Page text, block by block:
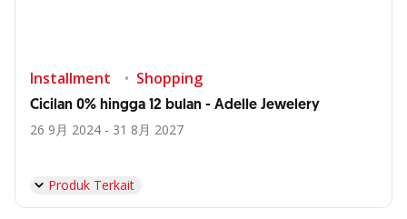
Installment Shopping
Cicilan 0% hingga 12 bulan - Adelle Jewelery
26 9月 2024 - 31 8月 2027
Produk Terkait